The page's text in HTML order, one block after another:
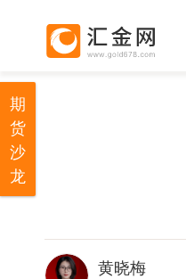
黄晓梅
期
货
沙
龙